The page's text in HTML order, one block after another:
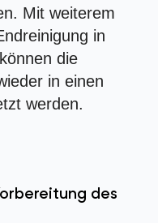
Mit weiterem
in
die
in einen
werden.
des